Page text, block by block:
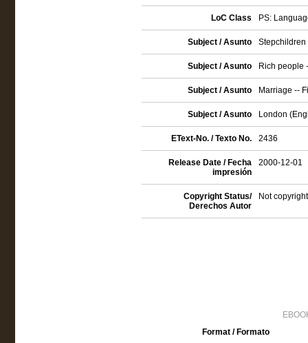
LoC Class PS:
Subject / Asunto Stepchildren
Subject / Asunto Rich people
Subject / Asunto Marriage --
Subject / Asunto London
EText-No. / Texto No. 2436
Release Date / Fecha
impresión
2000-12-01
Copyright Status/
Derechos Autor
Not
Format / Formato